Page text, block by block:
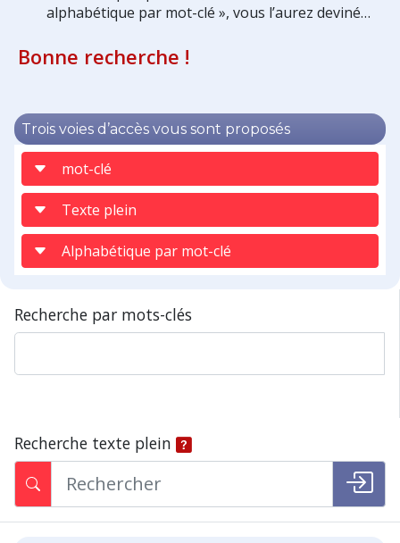
alphabétique par mot-clé », vous l’aurez deviné…
Bonne recherche !
Trois voies d’accès vous sont proposés
mot-clé
Texte plein
Alphabétique par mot-clé
Recherche par mots-clés
Recherche texte plein